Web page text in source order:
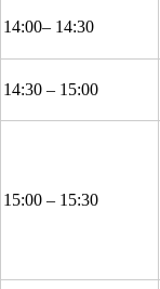
14:00– 14:30
14:30 – 15:00
15:00 – 15:30